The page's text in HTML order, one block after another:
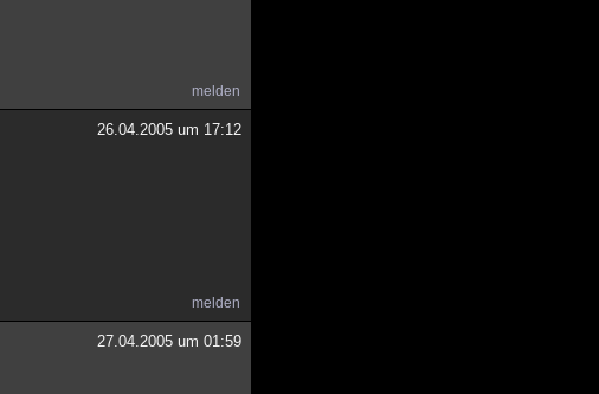
melden
26.04.2005 um 17:12
melden
27.04.2005 um 01:59